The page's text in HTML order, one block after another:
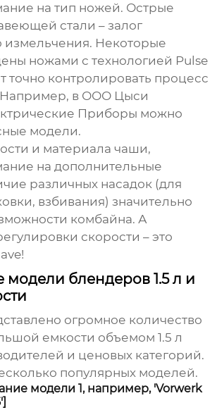
на тип ножей. Острые
стали – залог
измельчения. Некоторые
ножами с технологией Pulse
точно контролировать процесс
в ООО Цыси
Приборы можно
модели.
и материала чаши,
на дополнительные
различных насадок (для
взбивания) значительно
комбайна. А
скорости – это
блендеров 1.5 л и
огромное количество
емкости объемом 1.5 л
и ценовых категорий.
популярных моделей.
модели 1, например, 'Vorwerk